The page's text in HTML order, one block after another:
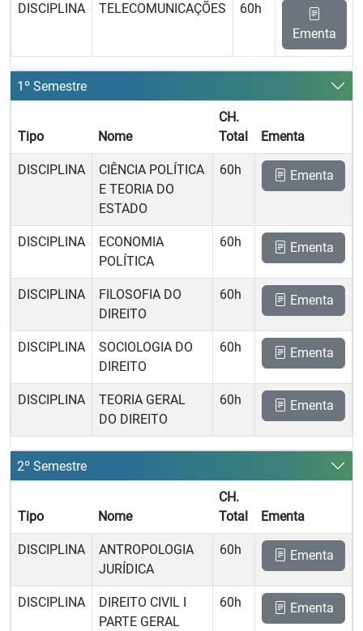
DISCIPLINA TELECOMUNICAÇÕES
60h
Ementa
1º Semestre
Tipo Nome
CH.
Total
Ementa
DISCIPLINA
CIÊNCIA POLÍTICA
E TEORIA DO
ESTADO
60h Ementa
DISCIPLINA
ECONOMIA
POLÍTICA
60h Ementa
DISCIPLINA
FILOSOFIA DO
DIREITO
60h Ementa
DISCIPLINA
SOCIOLOGIA DO
DIREITO
60h Ementa
DISCIPLINA
TEORIA GERAL
DO DIREITO
60h Ementa
2º Semestre
Tipo Nome
CH.
Total
Ementa
DISCIPLINA
ANTROPOLOGIA
JURÍDICA
60h Ementa
DISCIPLINA
DIREITO CIVIL I 
PARTE GERAL
60h Ementa